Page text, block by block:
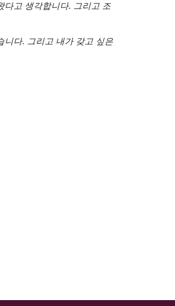
다고 생각합니다. 그리고 조
니다. 그리고 내가 갖고 싶은